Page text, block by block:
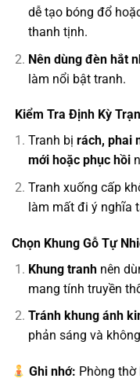
dễ tạo bóng đổ
thanh tịnh.
Nên dùng đèn hắt
làm nổi bật tranh.
Kiểm Tra Định Kỳ
Tranh bị rách, phai
mới hoặc phục hồi
Tranh xuống cấp
làm mất đi ý nghĩa
Chọn Khung Gỗ Tự
Khung tranhnên
mang tính truyền
Tránh khung ánh
phản sáng và
Ghi nhớ: Phòng